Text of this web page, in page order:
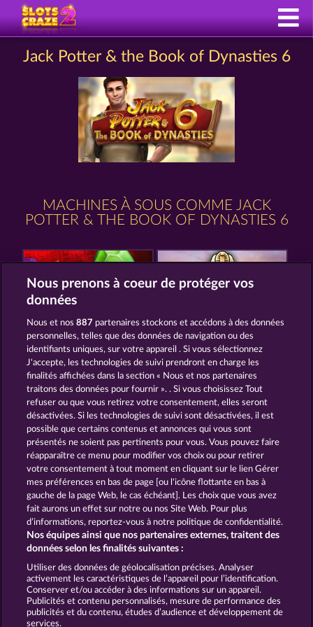
Jack Potter & the Book of Dynasties 6
MACHINES À SOUS COMME JACK
POTTER & THE BOOK OF DYNASTIES 6
LUCKY PHARAOH WILD CLEOPATRA'S CROWN
RAMSES BOOK
CGU Charte de confidentialité
Mentions légales Société FAQ
Facebook
Envoyer la demande de rétractation
Nous prenons à coeur de protéger vos
données
Nous et nos887 partenaires stockons et accédons à des données
personnelles, telles que des données de navigation ou des
identifiants uniques, sur votre appareil . Si vous sélectionnez
J'accepte, les technologies de suivi prendront en charge les
finalités affichées dans la section « Nous et nos partenaires
traitons des données pour fournir ». . Si vous choisissez Tout
refuser ou que vous retirez votre consentement, elles seront
désactivées. Si les technologies de suivi sont désactivées, il est
possible que certains contenus et annonces qui vous sont
présentés ne soient pas pertinents pour vous. Vous pouvez faire
réapparaître ce menu pour modifier vos choix ou pour retirer
votre consentement à tout moment en cliquant sur le lien Gérer
mes préférences en bas de page [ou l'icône flottante en bas à
gauche de la page Web, le cas échéant]. Les choix que vous avez
fait aurons un effet sur notre ou nos Site Web. Pour plus
d’informations, reportez-vous à notre politique de confidentialité.
Nos équipes ainsi que nos partenaires externes, traitent des
données selon les finalités suivantes :
Utiliser des données de géolocalisation précises. Analyser
activement les caractéristiques de l’appareil pour l’identification.
Conserver et/ou accéder à des informations sur un appareil.
Publicités et contenu personnalisés, mesure de performance des
publicités et du contenu, études d’audience et développement de
services.